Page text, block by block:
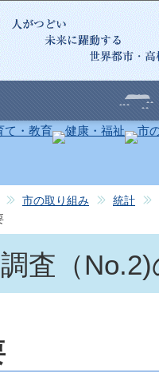
この
市の取り組み
統計
査（